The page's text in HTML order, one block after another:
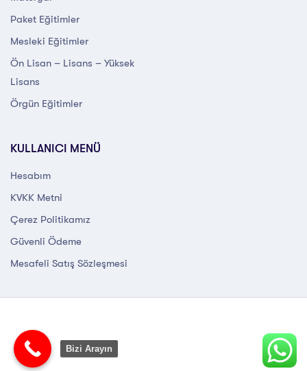
Paket Eğitimler
Mesleki Eğitimler
Ön Lisan – Lisans – Yüksek
Lisans
Örgün Eğitimler
KULLANICI MENÜ
Hesabım
KVKK Metni
Çerez Politikamız
Güvenli Ödeme
Mesafeli Satış Sözleşmesi
Bizi Arayın